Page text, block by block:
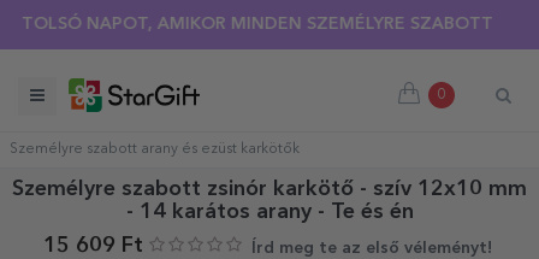
AMIKOR MINDEN SZEMÉLYRE SZABOTT PÓLÓRA
0
Személyre szabott arany és ezüst karkötők
Személyre szabott zsinór karkötő - szív 12x10 mm
- 14 karátos arany - Te és én
15 609 Ft
Írd meg te az első véleményt!